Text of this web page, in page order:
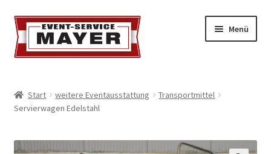
Menü
Event-Service
Standort & Öffnungszeiten
Start weitere Eventausstattung
Transportmittel
Servierwagen Edelstahl